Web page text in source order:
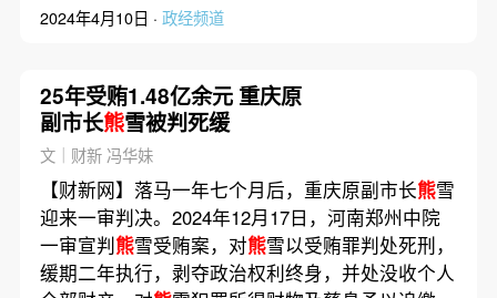
2024年4月10日 · 政经频道
25年受贿1.48亿余元 重庆原
副市长熊雪被判死缓
文｜财新 冯华妹
【财新网】落马一年七个月后，重庆原副市长熊雪
迎来一审判决。2024年12月17日，河南郑州中院
一审宣判熊雪受贿案，对熊雪以受贿罪判处死刑，
缓期二年执行，剥夺政治权利终身，并处没收个人